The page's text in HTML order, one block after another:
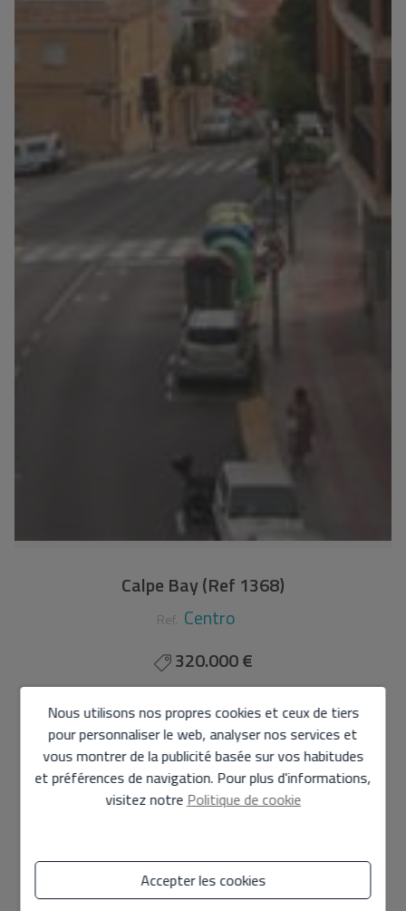
Calpe Bay (Ref 1368)
Ref. Centro
320.000 €
AppartementàCalpe - Vieille ville
Appartement avec garage et débarras
de services. Avec deux chambres, toutes deux avec
placards et une avec salle de bains privative, vous
Nous utilisons nos propres cookies et ceux de tiers
pour personnaliser le web, analyser nos services et
vous montrer de la publicité basée sur vos habitudes
et préférences de navigation. Pour plus d'informations,
visitez notre Politique de cookie
Accepter les cookies